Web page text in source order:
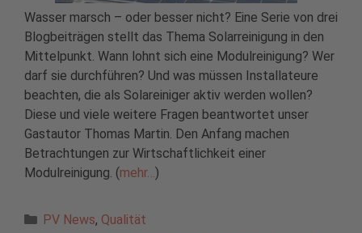
Wasser marsch – oder besser nicht? Eine Serie von drei
Blogbeiträgen stellt das Thema Solarreinigung in den
Mittelpunkt. Wann lohnt sich eine Modulreinigung? Wer
darf sie durchführen? Und was müssen Installateure
beachten, die als Solareiniger aktiv werden wollen?
Diese und viele weitere Fragen beantwortet unser
Gastautor Thomas Martin. Den Anfang machen
Betrachtungen zur Wirtschaftlichkeit einer
Modulreinigung. (mehr…)
Kategorien
PV News, Qualität